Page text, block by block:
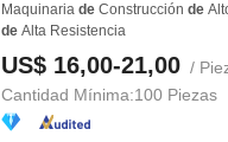
Maquinaria de Construcción de
de Alta Resistencia
US$ 16,00-21,00 /
Cantidad Mínima:100 Piezas